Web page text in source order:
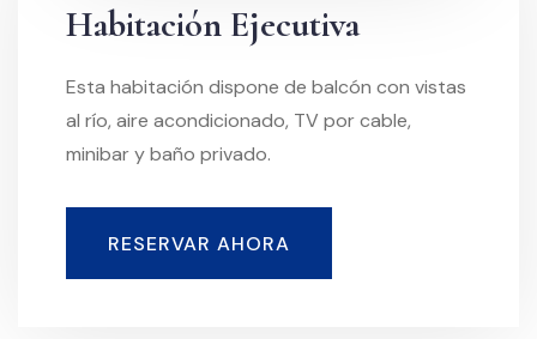
Habitación Ejecutiva
Esta habitación dispone de balcón con vistas
al río, aire acondicionado, TV por cable,
minibar y baño privado.
RESERVAR AHORA